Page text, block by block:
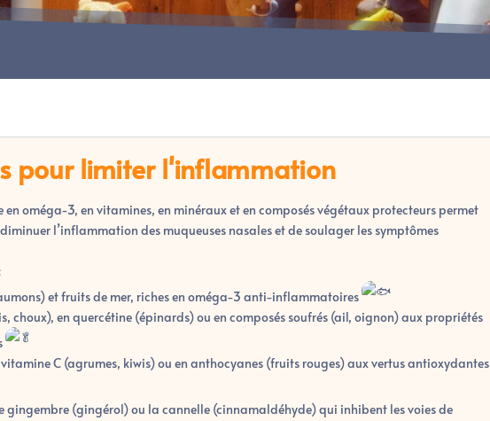
pour limiter l'inflammation
oméga-3, en vitamines, en minéraux et en composés végétaux protecteurs permet
l’inflammation des muqueuses nasaleset de soulager les symptômes
et fruits de mer, riches en oméga-3 anti-inflammatoires
choux), en quercétine (épinards) ou en composés soufrés (ail, oignon) aux propriétés
C (agrumes, kiwis) ou en anthocyanes (fruits rouges) aux vertus antioxydantes
gingembre (gingérol) ou la cannelle (cinnamaldéhyde) qui inhibent les voies de